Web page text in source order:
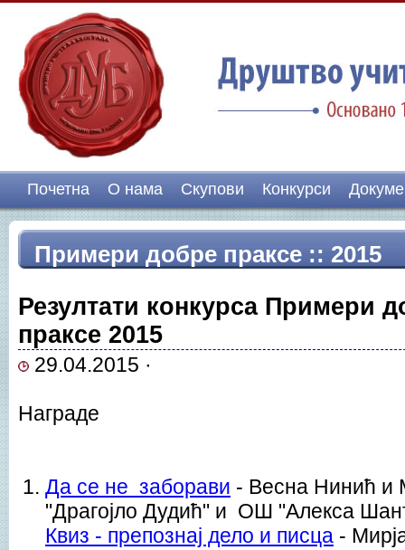
Почетна О нама Скупови Конкурси
Примери добре праксе :: 2015
Резултати конкурса Примери
праксе 2015
29.04.2015 ·
Награде
Дa се не заборави - Весна Нинић
"Драгојло Дудић" и ОШ "Алекса
Квиз - препознај дело и писца -